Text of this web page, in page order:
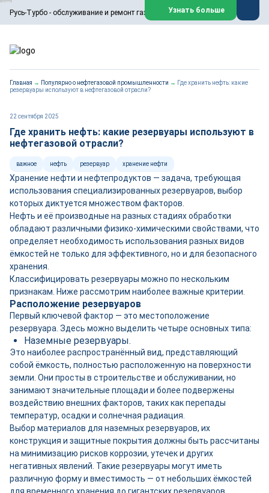
Русь-Турбо - обслуживание и ремонт газовых паровых турбин
ООО «Русь-Турбо» занимается сервисом газовых и паровых
турбин, комплексным ремонтом, восстановлением,
техническим обслуживанием оборудования ТЭС,
работают на нефтегазовых, нефтехимических,
металлургических и других предприятиях.
Реклама. ООО «Русь-Турбо», ИНН 7802588950
erid: F7NfYUJCUneVdwPs4znf
Узнать больше
Главная → Популярно о нефтегазовой промышленности → Где хранить нефть: какие
резервуары используют в нефтегазовой отрасли?
22 сентября 2025
Где хранить нефть: какие резервуары используют в
нефтегазовой отрасли?
важное нефть резервуар хранение нефти
Хранение нефти и нефтепродуктов — задача, требующая
использования специализированных резервуаров, выбор
которых диктуется множеством факторов.
Нефть и её производные на разных стадиях обработки
обладают различными физико-химическими свойствами, что
определяет необходимость использования разных видов
ёмкостей не только для эффективного, но и для безопасного
хранения.
Классифицировать резервуары можно по нескольким
признакам. Ниже рассмотрим наиболее важные критерии.
Расположение резервуаров
Первый ключевой фактор — это местоположение
резервуара. Здесь можно выделить четыре основных типа:
Наземные резервуары.
Это наиболее распространённый вид, представляющий
собой ёмкость, полностью расположенную на поверхности
земли. Они просты в строительстве и обслуживании, но
занимают значительные площади и более подвержены
воздействию внешних факторов, таких как перепады
температур, осадки и солнечная радиация.
Выбор материалов для наземных резервуаров, их
конструкция и защитные покрытия должны быть рассчитаны
на минимизацию рисков коррозии, утечек и других
негативных явлений. Такие резервуары могут иметь
различную форму и вместимость — от небольших ёмкостей